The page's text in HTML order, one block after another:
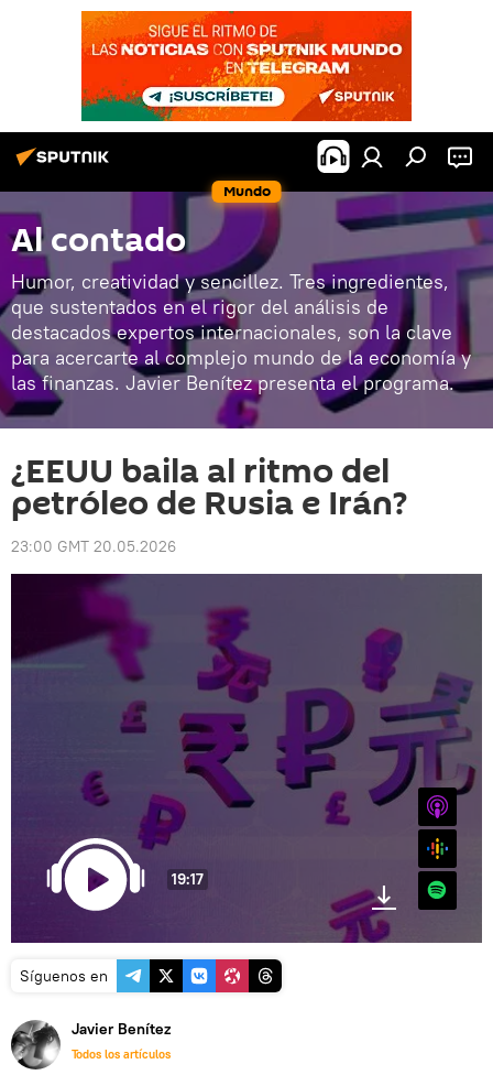
Mundo
Al contado
Humor, creatividad y sencillez. Tres ingredientes,
que sustentados en el rigor del análisis de
destacados expertos internacionales, son la clave
para acercarte al complejo mundo de la economía y
las finanzas. Javier Benítez presenta el programa.
¿EEUU baila al ritmo del
petróleo de Rusia e Irán?
23:00 GMT 20.05.2026
19:17
iTunes
Spotify
Síguenos en
Javier Benítez
Todos los artículos